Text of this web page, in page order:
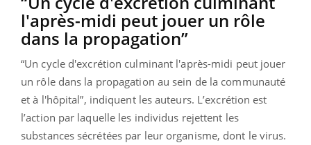
l'après-midi peut jouer un rôle
dans la propagation”
“Un cycle d'excrétion culminant l'après-midi peut jouer
un rôle dans la propagation au sein de la communauté
et à l'hôpital”, indiquent les auteurs. L’excrétion est
l’action par laquelle les individus rejettent les
substances sécrétées par leur organisme, dont le virus.